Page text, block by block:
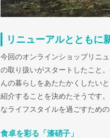
リニューアルとともに
今回のオンラインショップリニ
の取り扱いがスタートしたこと
んの暮らしをあたたかくしたい
紹介することを決めたそうです
なライフスタイルを過ごすため
食卓を彩る「漆硝子」